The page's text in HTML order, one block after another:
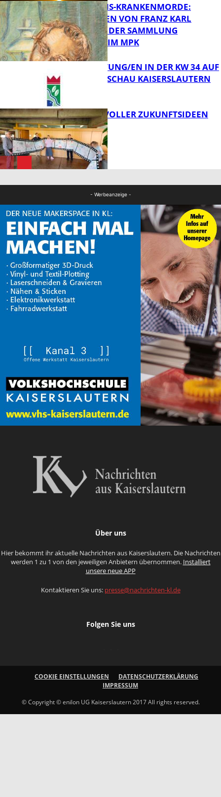
Bildung
OPFER DER NS-KRANKENMORDE:
ZEICHNUNGEN VON FRANZ KARL
BÜHLER AUS DER SAMMLUNG
PRINZHORN IM MPK
FB Kultur
VERANSTALTUNG/EN IN DER KW 34 AUF
DER GARTENSCHAU KAISERSLAUTERN
FILMROLLE VOLLER ZUKUNFTSIDEEN
- Werbeanzeige -
Über uns
Hier bekommt ihr aktuelle Nachrichten aus Kaiserslautern. Die Nachrichten
werden 1 zu 1 von den jeweiligen Anbietern übernommen. Installiert
unsere neue APP
Kontaktieren Sie uns: presse@nachrichten-kl.de
Folgen Sie uns
COOKIE EINSTELLUNGEN
DATENSCHUTZERKLÄRUNG
IMPRESSUM
© Copyright © enilon UG Kaiserslautern 2017 All rights reserved.